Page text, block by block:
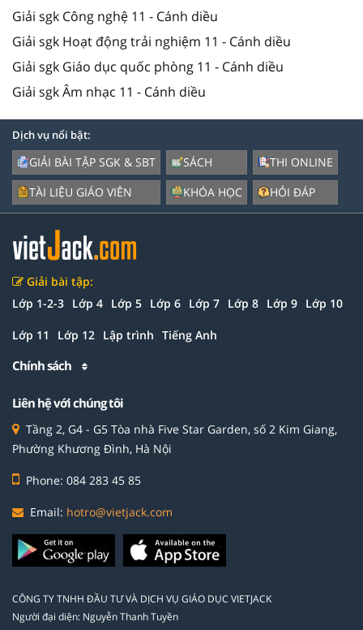
Giải sgk Công nghệ 11 - Cánh diều
Giải sgk Hoạt động trải nghiệm 11 - Cánh diều
Giải sgk Giáo dục quốc phòng 11 - Cánh diều
Giải sgk Âm nhạc 11 - Cánh diều
Dịch vụ nổi bật:
GIẢI BÀI TẬP SGK & SBT
TÀI LIỆU GIÁO VIÊN
SÁCH
KHÓA HỌC
THI ONLINE
HỎI ĐÁP
Giải bài tập:
Lớp 1-2-3 Lớp 4 Lớp 5 Lớp 6 Lớp 7 Lớp 8 Lớp 9 Lớp 10
Lớp 11 Lớp 12 Lập trình Tiếng Anh
Chính sách
Liên hệ với chúng tôi
Tầng 2, G4 - G5 Tòa nhà Five Star Garden, số 2 Kim Giang,
Phường Khương Đình, Hà Nội
Phone: 084 283 45 85
Email: hotro@vietjack.com
CÔNG TY TNHH ĐẦU TƯ VÀ DỊCH VỤ GIÁO DỤC VIETJACK
Người đại diện: Nguyễn Thanh Tuyền